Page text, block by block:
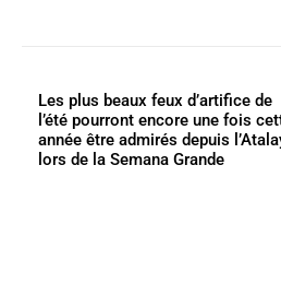
Les plus beaux feux d’artifice de
l’été pourront encore une fois
année être admirés depuis
lors de la Semana Grande